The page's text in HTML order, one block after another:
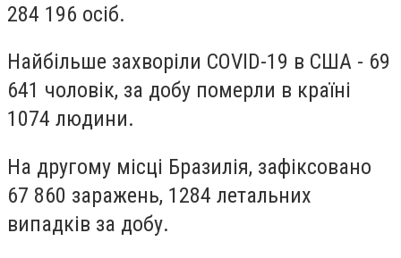
284 196 осіб.
Найбільше захворіли COVID-19 в США - 69
641 чоловік, за добу померли в країні
1074 людини.
На другому місці Бразилія, зафіксовано
67 860 заражень, 1284 летальних
випадків за добу.